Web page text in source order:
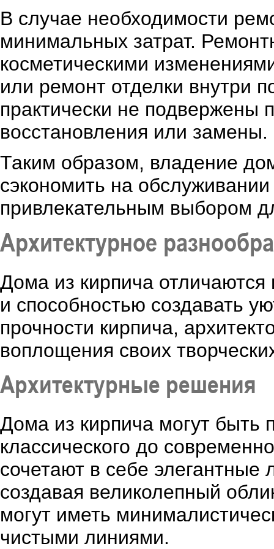
В случае необходимости
минимальных затрат.
косметическими
или ремонт отделки внутри
практически не подвержены
восстановления или замены.
Таким образом, владение
сэкономить на
привлекательным выбором
Архитектурное
Дома из кирпича отличаются
и способностью создавать
прочности кирпича,
воплощения своих
Архитектурные решения
Дома из кирпича могут быть
классического до
сочетают в себе
создавая великолепный
могут иметь
чистыми линиями.